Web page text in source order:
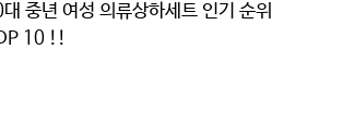
중년 여성 의류상하세트 인기 순위
10 !!